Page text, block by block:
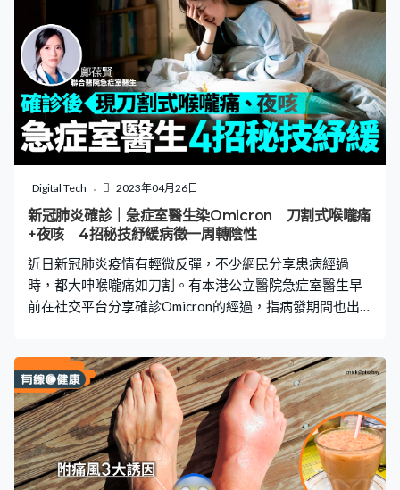
果、羽衣甘藍出局！想防癌必食1類食物 研究證明2飲品助
死亡風險降2成 台灣腎臟科醫生王介立於Facebook專頁發
文指出，《英國醫學期刊》表示，有研究分析，已經罹患
第2型糖尿病者，飲品項目與死亡率的關係。研究報告顯
示，透過追蹤1萬5千名人士平均18.5年的時間後發現，糖
尿病者其中每天喝超過1份的含糖飲料，會增加整體死亡風
險，每天喝超過1份（150大卡）的含糖飲料會讓死亡風險
平均增加20%。不過，如果每天喝超過4份咖啡、超過2份
茶、或超過5份的水，則會降低大約2成的死亡風險。 代糖
飲料也有效 研究同時證實，如果將含糖飲料換成代糖飲
料，可有效降低死亡風險。王介立表示，這研究結果也證
害。但若
Digital Tech 2023年04月26日
新冠肺炎確診｜急症室醫生染Omicron 刀割式喉嚨痛
+夜咳 4招秘技紓緩病徵一周轉陰性
近日新冠肺炎疫情有輕微反彈，不少網民分享患病經過
時，都大呻喉嚨痛如刀割。有本港公立醫院急症室醫生早
前在社交平台分享確診Omicron的經過，指病發期間也出
徵加劇 一瞓平就咳 公立醫院急症科醫生鄺葆賢2022年3
月，在社交平台上載一張快測檢測陽性照片，並講述她染
疫的經過。據照片所見，她由3月4日發病，3月10日及3月
11日連續兩日的快速檢測呈陰性，即染疫6天後便痊癒。
鄺葆賢指，發病首天突然感到腰痛，於是下班便用快速測
試棒檢測發現「中招」，至半夜身體便感忽冷忽熱及發